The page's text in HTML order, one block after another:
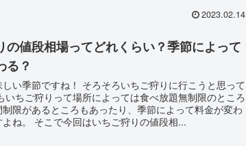
2023.02.14
の値段相場ってどれくらい？季節によって
る？
い季節ですね！ そろそろいちご狩りに行こうと思って
いちご狩りって場所によっては食べ放題無制限のところ
制限があるところもあったり、季節によって料金が変わ
よね。 そこで今回はいちご狩りの値段相...